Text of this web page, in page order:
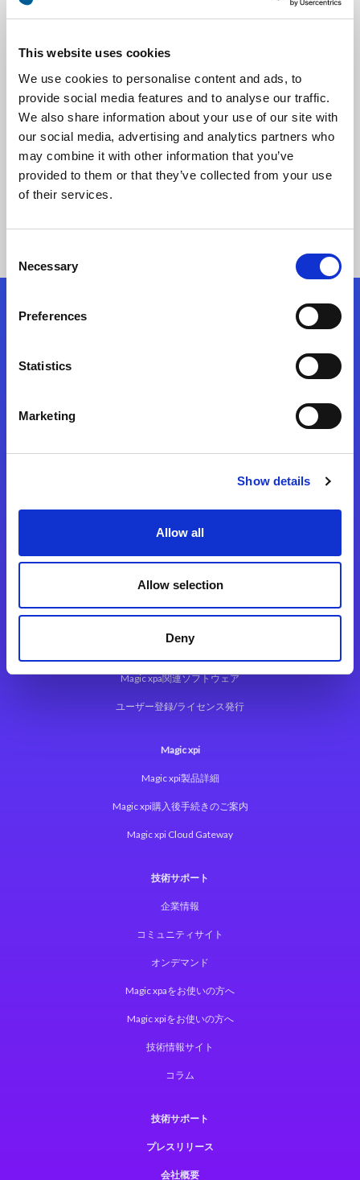
This website uses cookies
We use cookies to personalise content and ads, to
provide social media features and to analyse our traffic.
We also share information about your use of our site with
our social media, advertising and analytics partners who
may combine it with other information that you’ve
provided to them or that they’ve collected from your use
of their services.
Selection
Necessary
Preferences
Statistics
Marketing
Show details
Allow all
Allow selection
Deny
味の素フーズ・ノースアメリカ社のJD Edwards
Orchestratorの能力をMagic xpiが最大化
Start exceeding your digital transformation
フォローする
Magic xpa
Magic xpa関連ソフトウェア
ユーザー登録/ライセンス発行
Magic xpi
Magic xpi製品詳細
Magic xpi購入後手続きのご案内
Magic xpi Cloud Gateway
技術サポート
企業情報
コミュニティサイト
オンデマンド
Magic xpaをお使いの方へ
Magic xpiをお使いの方へ
技術情報サイト
コラム
技術サポート
プレスリリース
会社概要